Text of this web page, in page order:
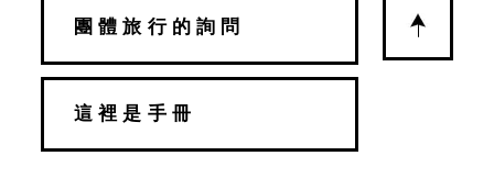
團體旅行的詢問
這裡是手冊